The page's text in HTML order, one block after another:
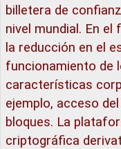
billetera de
nivel mundial. En
la reducción en el
funcionamiento de
características
ejemplo, acceso
bloques. La
criptográfica